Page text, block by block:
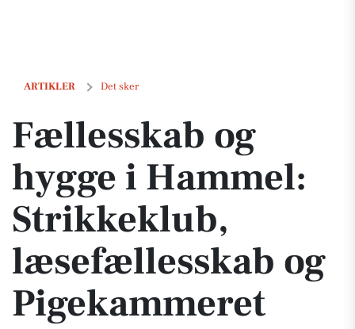
ARTIKLER Det sker
Fællesskab og hygge i Hammel: Strikkeklub, læsefællesskab og
Fællesskab og
hygge i Hammel:
Strikkeklub,
læsefællesskab og
Pigekammeret